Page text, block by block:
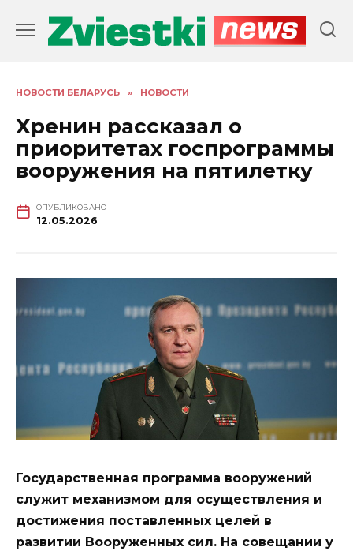
содержанию
НОВОСТИ БЕЛАРУСЬ » НОВОСТИ
Хренин рассказал о
приоритетах госпрограммы
вооружения на пятилетку
ОПУБЛИКОВАНО
12.05.2026
Государственная программа вооружений
служит механизмом для осуществления и
достижения поставленных целей в
развитии Вооруженных сил. На совещании у